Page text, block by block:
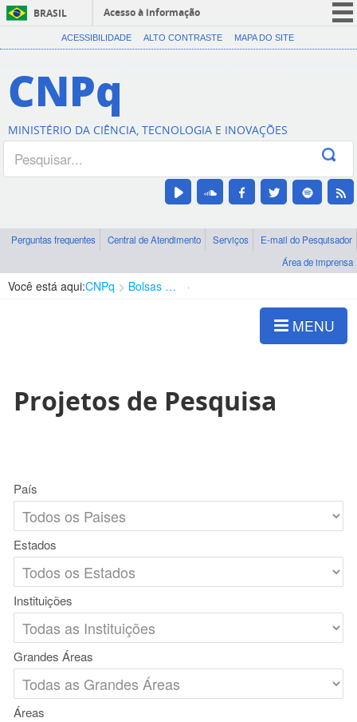
BRASIL
Acesso à informação
CORONAVÍRUS (COVID-19)
Canais
ACESSIBILIDADE ALTO CONTRASTE MAPA DO SITE
CNPq
MINISTÉRIO DA CIÊNCIA, TECNOLOGIA E INOVAÇÕES
Perguntas frequentes Central de Atendimento Serviços
E-mail do Pesquisador
Área de imprensa
Você está aqui:CNPq Bolsas e Auxílios Vigentes
MENU
Projetos de Pesquisa
País
Estados
Instituições
Grandes Áreas
Áreas